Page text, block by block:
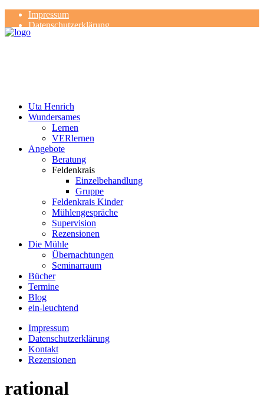
Impressum
Datenschutzerklärung
Kontakt
Uta Henrich
Wundersames
Lernen
VERlernen
Angebote
Beratung
Feldenkrais
Einzelbehandlung
Gruppe
Feldenkrais Kinder
Mühlengespräche
Supervision
Rezensionen
Die Mühle
Übernachtungen
Seminarraum
Bücher
Termine
Blog
ein-leuchtend
Impressum
Datenschutzerklärung
Kontakt
Rezensionen
rational